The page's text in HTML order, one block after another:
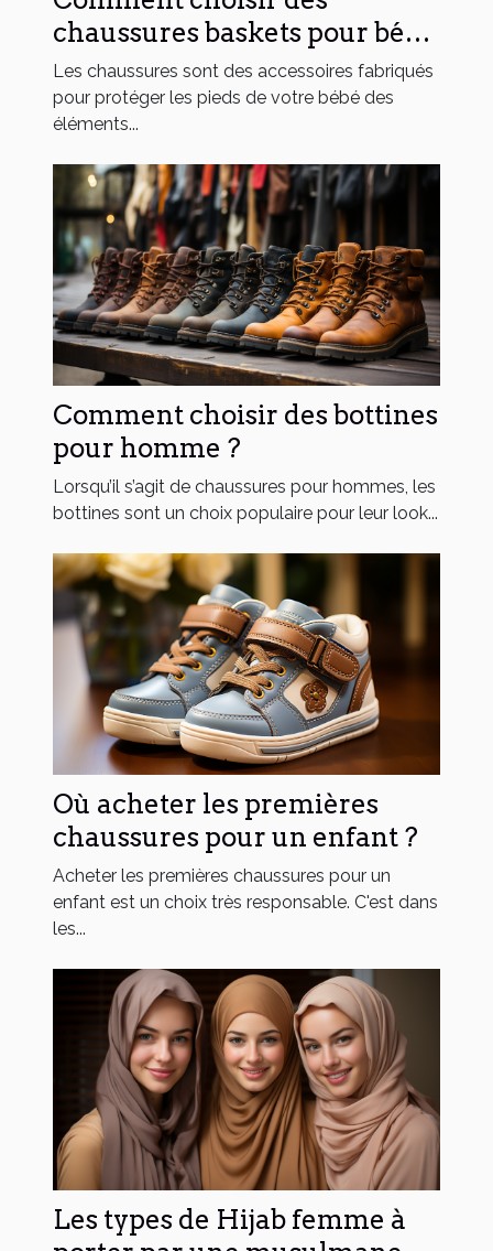
chaussures baskets pour bébé
fille ?
Les chaussures sont des accessoires fabriqués
pour protéger les pieds de votre bébé des
éléments...
Comment choisir des bottines
pour homme ?
Lorsqu’il s’agit de chaussures pour hommes, les
bottines sont un choix populaire pour leur look...
Où acheter les premières
chaussures pour un enfant ?
Acheter les premières chaussures pour un
enfant est un choix très responsable. C'est dans
les...
Les types de Hijab femme à